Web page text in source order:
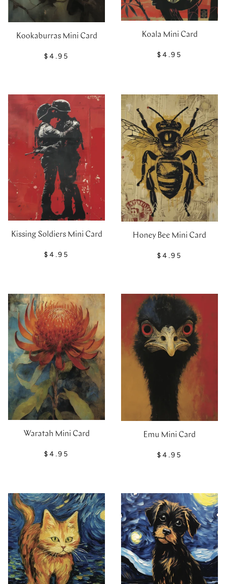
Kookaburras Mini Card
$4.95
Koala Mini Card
$4.95
Kissing Soldiers Mini Card
$4.95
Honey Bee Mini Card
$4.95
Waratah Mini Card
$4.95
Emu Mini Card
$4.95